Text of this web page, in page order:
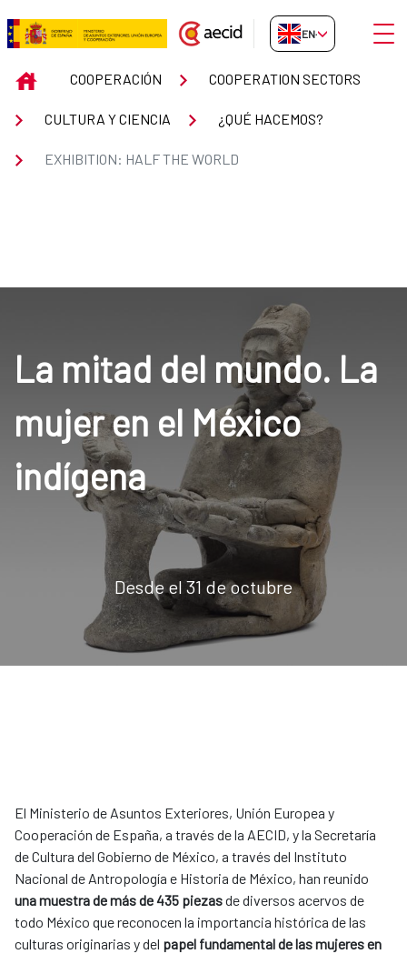
Skip to Main Content
EXHIBITION: HALF THE WORLD
EN-GB
INICIOCOOPERACIÓN COOPERATION SECTORS
CULTURA Y CIENCIA ¿QUÉ HACEMOS?
EXHIBITION: HALF THE WORLD
La mitad del mundo. La
mujer en el México
indígena
Desde el 31 de octubre
El Ministerio de Asuntos Exteriores, Unión Europea y
Cooperación de España, a través de la AECID, y la Secretaría
de Cultura del Gobierno de México, a través del Instituto
Nacional de Antropología e Historia de México, han reunido
una muestra de más de 435 piezasde diversos acervos de
todo México que reconocen la importancia histórica de las
culturas originarias y del papel fundamental de las mujeres en